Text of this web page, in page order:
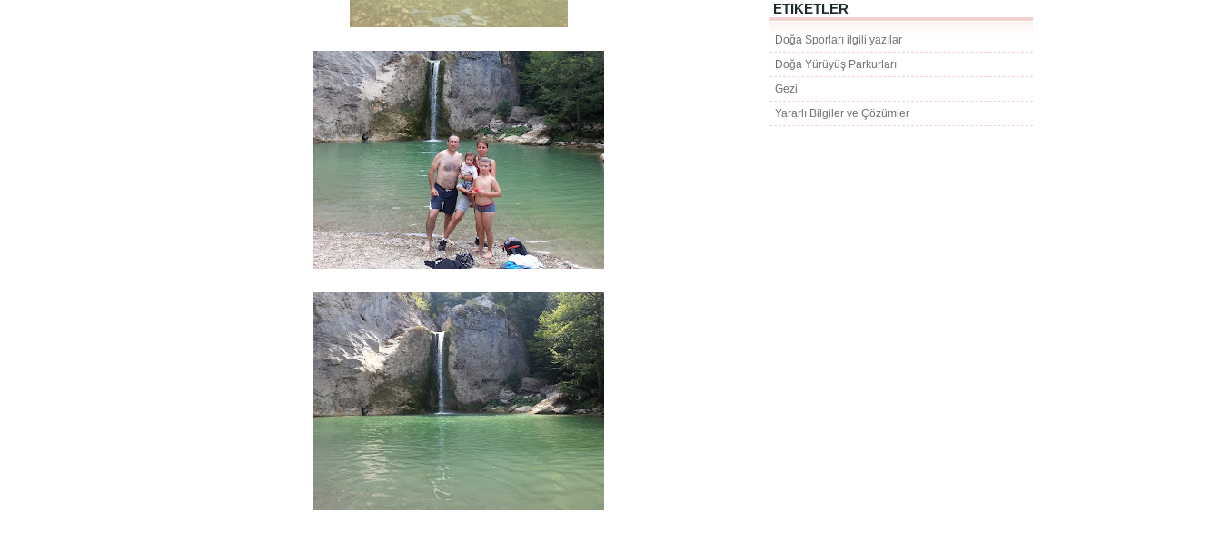
ETIKETLER
Doğa Sporları ilgili yazılar
Doğa Yürüyüş Parkurları
Gezi
Yararlı Bilgiler ve Çözümler